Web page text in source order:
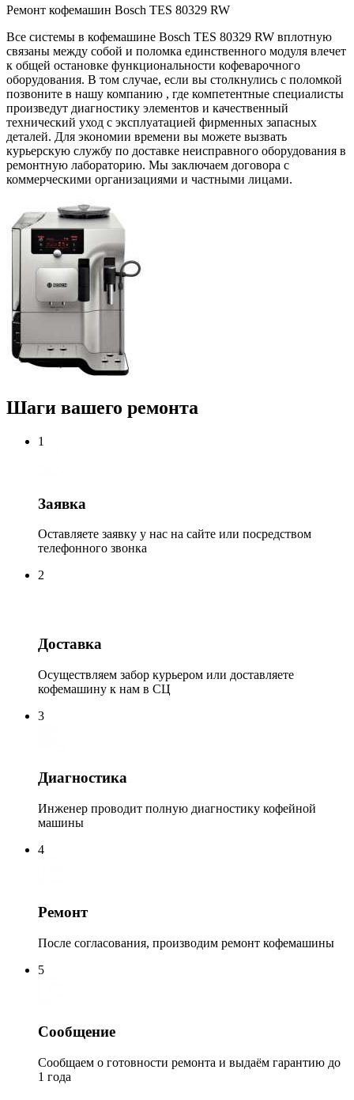
Ремонт кофемашин Bosch TES 80329 RW
Все системы в кофемашине Bosch TES 80329 RW вплотную
связаны между собой и поломка единственного модуля влечет
к общей остановке функциональности кофеварочного
оборудования. В том случае, если вы столкнулись с поломкой
позвоните в нашу компанию , где компетентные специалисты
произведут диагностику элементов и качественный
технический уход с эксплуатацией фирменных запасных
деталей. Для экономии времени вы можете вызвать
курьерскую службу по доставке неисправного оборудования в
ремонтную лабораторию. Мы заключаем договора с
коммерческими организациями и частными лицами.
Шаги вашего ремонта
1
Заявка
Оставляете заявку у нас на сайте или посредством
телефонного звонка
2
Доставка
Осуществляем забор курьером или доставляете
кофемашину к нам в СЦ
3
Диагностика
Инженер проводит полную диагностику кофейной
машины
4
Ремонт
После согласования, производим ремонт кофемашины
5
Сообщение
Сообщаем о готовности ремонта и выдаём гарантию до
1 года